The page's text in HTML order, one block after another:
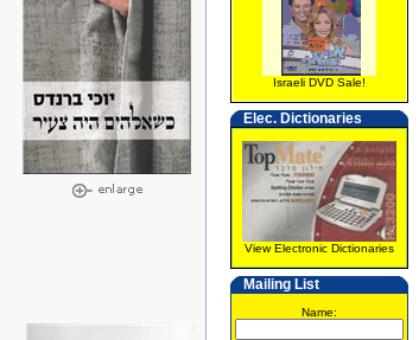
Israeli DVD Sale!
Elec. Dictionaries
View Electronic Dictionaries
Mailing List
Name: